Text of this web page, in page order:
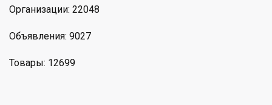
Организации: 22048
Объявления: 9027
Товары: 12699